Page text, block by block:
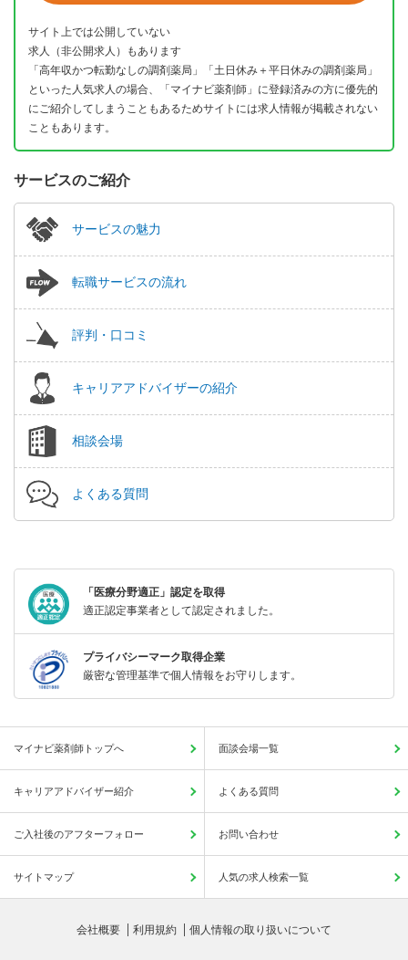
サイト上では公開していない
求人（非公開求人）もあります
「高年収かつ転勤なしの調剤薬局」「土日休み＋平日休みの調剤薬局」
といった人気求人の場合、「マイナビ薬剤師」に登録済みの方に優先的
にご紹介してしまうこともあるためサイトには求人情報が掲載されない
こともあります。
サービスのご紹介
サービスの魅力
転職サービスの流れ
評判・口コミ
キャリアアドバイザーの紹介
相談会場
よくある質問
「医療分野適正」認定を取得
適正認定事業者として認定されました。
プライバシーマーク取得企業
厳密な管理基準で個人情報をお守りします。
マイナビ薬剤師トップへ 面談会場一覧
キャリアアドバイザー紹介 よくある質問
ご入社後のアフターフォロー お問い合わせ
サイトマップ 人気の求人検索一覧
会社概要 利用規約 個人情報の取り扱いについて